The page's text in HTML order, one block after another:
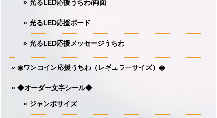
光るLED応援うちわ/両面
光るLED応援ボード
光るLED応援メッセージうちわ
◉ワンコイン応援うちわ（レギュラーサイズ）◉
◆オーダー文字シール◆
ジャンボサイズ